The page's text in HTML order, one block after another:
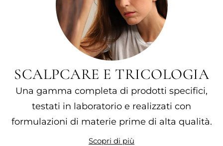
SCALPCARE E TRICOLOGIA
Una gamma completa di prodotti specifici,
testati in laboratorio e realizzati con
formulazioni di materie prime di alta qualità.
Scopri di più